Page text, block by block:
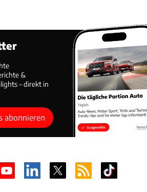
&
– direkt in
abonnieren